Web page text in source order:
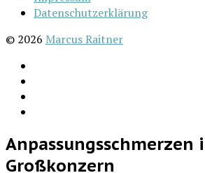
Datenschutzerklärung
© 2026 Marcus Raitner
Anpassungsschmerzen
Großkonzern